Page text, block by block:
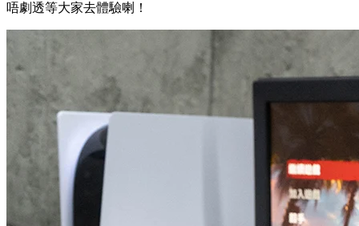
唔劇透等大家去體驗喇！